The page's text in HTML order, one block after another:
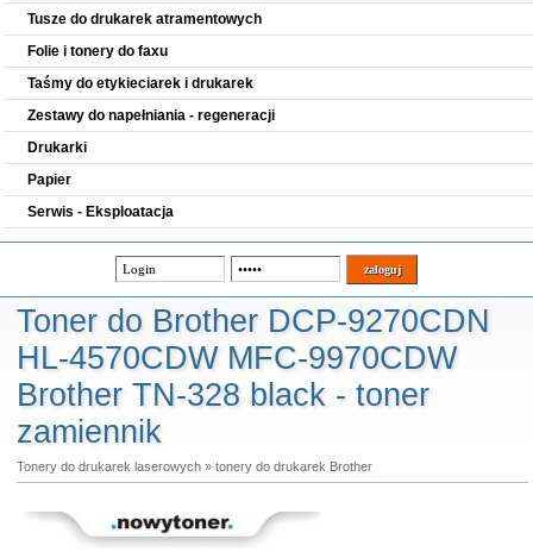
Tusze do drukarek atramentowych
Folie i tonery do faxu
Taśmy do etykieciarek i drukarek
Zestawy do napełniania - regeneracji
Drukarki
Papier
Serwis - Eksploatacja
Toner do Brother DCP-9270CDN
HL-4570CDW MFC-9970CDW
Brother TN-328 black - toner
zamiennik
Tonery do drukarek laserowych» tonery do drukarek Brother